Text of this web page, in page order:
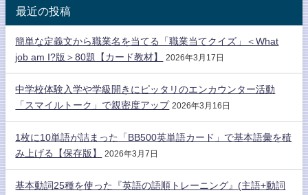
最近の投稿
簡単な定義文から職業名を当てる「職業当てクイズ」＜What
job am I?版＞80題【カード教材】
2026年3月17日
中学校体験入学や学級開きにピッタリのエンカウンター活動
「スマイルトーク」で親密度アップ 2026年3月16日
1枚に10単語が詰まった「BB500英単語カード」で基本語彙を積
み上げる【保存版】
2026年3月7日
基本動詞25種を使った『英語の語順トレーニング』(主語+動詞